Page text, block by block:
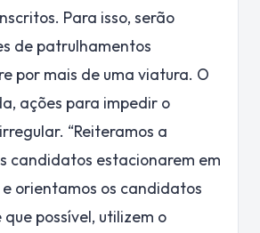
Para isso, serão
de patrulhamentos
por mais de uma viatura. O
ações para impedir o
“Reiteramos a
candidatos estacionarem em
orientamos os candidatos
possível, utilizem o